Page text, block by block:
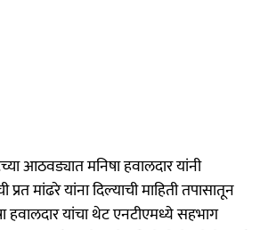
आठवड्यात मनिषा हवालदार यांनी
प्रत मांढरे यांना दिल्याची माहिती तपासातून
यांचा थेट एनटीएमध्ये सहभाग